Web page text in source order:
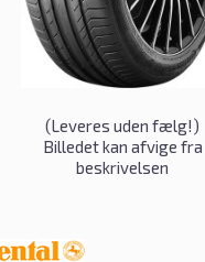
(Leveres uden fælg!)
Billedet kan afvige fra
beskrivelsen